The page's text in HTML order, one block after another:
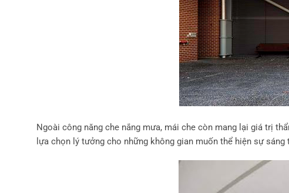
Ngoài công năng che nắng mưa, mái che còn mang lại giá trị
lựa chọn lý tưởng cho những không gian muốn thể hiện sự sáng